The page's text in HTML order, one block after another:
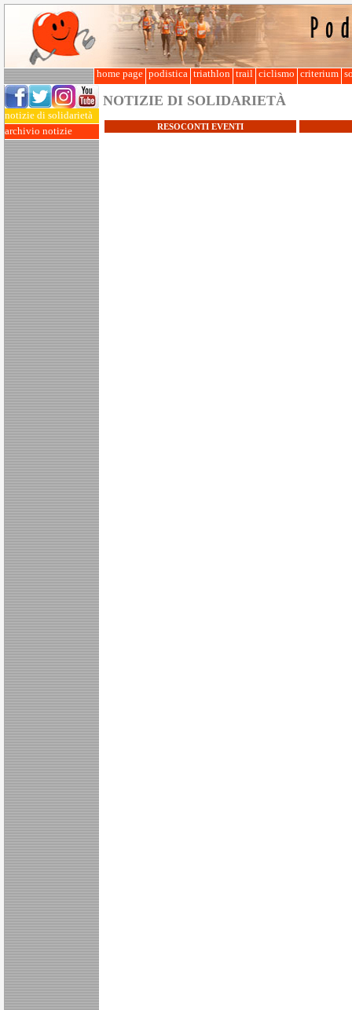
home page podistica triathlon trail ciclismo criterium
notizie di solidarietà
archivio notizie
NOTIZIE DI SOLIDARIETÀ
RESOCONTI EVENTI